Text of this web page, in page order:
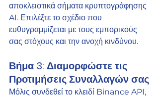
αποκλειστικά σήματα κρυπτογράφησης
AI. Επιλέξτε το σχέδιο που
ευθυγραμμίζεται με τους εμπορικούς
σας στόχους και την ανοχή κινδύνου.
Βήμα 3: Διαμορφώστε τις
Προτιμήσεις Συναλλαγών σας
Μόλις συνδεθεί το κλειδί Binance API,